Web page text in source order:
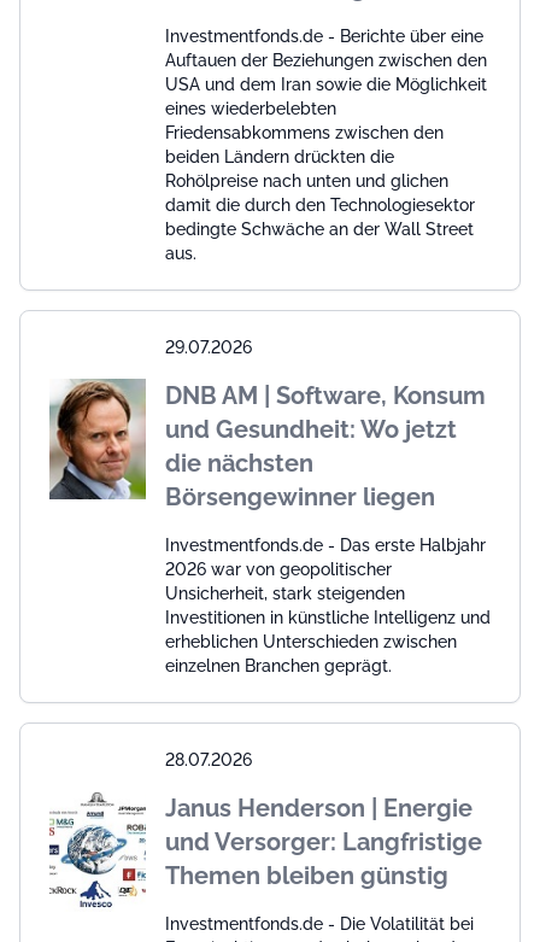
Investmentfonds.de - Berichte über eine
Auftauen der Beziehungen zwischen den
USA und dem Iran sowie die Möglichkeit
eines wiederbelebten
Friedensabkommens zwischen den
beiden Ländern drückten die
Rohölpreise nach unten und glichen
damit die durch den Technologiesektor
bedingte Schwäche an der Wall Street
aus.
29.07.2026
DNB AM | Software, Konsum
und Gesundheit: Wo jetzt
die nächsten
Börsengewinner liegen
Investmentfonds.de - Das erste Halbjahr
2026 war von geopolitischer
Unsicherheit, stark steigenden
Investitionen in künstliche Intelligenz und
erheblichen Unterschieden zwischen
einzelnen Branchen geprägt.
28.07.2026
Janus Henderson | Energie
und Versorger: Langfristige
Themen bleiben günstig
Investmentfonds.de - Die Volatilität bei